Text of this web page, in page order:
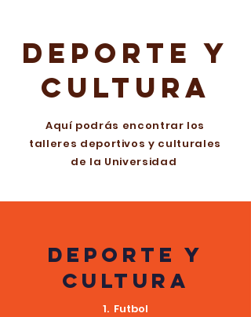
DEPORTE Y
CULTURA
Aquí podrás encontrar los
talleres deportivos y culturales
de la Universidad
Deporte y
cultura
Futbol